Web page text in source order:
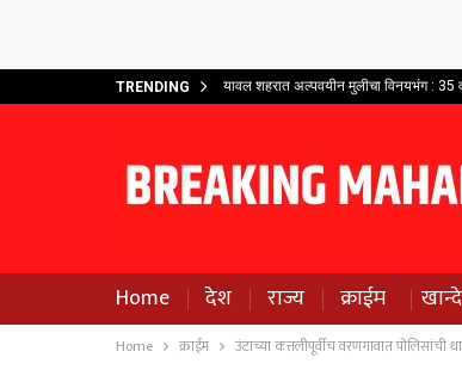
TRENDING यावल शहरात अल्पवयीन मुलीचा विनयभंग : 35
Home देश राज्य क्राईम
Home क्राईम उंटाच्या कत्तलीपूर्वीच वरणगावात पोलिसांची